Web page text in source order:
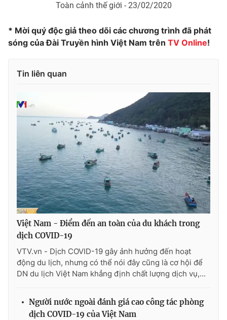
Thị trường
Tư vấn
Emagazine
Photo Infographic
Shorts video
VTV Money VTV Thể thao
VTV Sức khoẻ Bất động sản
Thị trường 24h Tấm lòng Việt
VTV4 Vươn mình bằng AI
Liên hệ tòa soạn English
Toàn cảnh thế giới - 23/02/2020
* Mời quý độc giả theo dõi các chương trình đã phát
sóng của Đài Truyền hình Việt Nam trên TV Online!
Tin liên quan
Việt Nam - Điểm đến an toàn của du khách trong
dịch COVID-19
VTV.vn - Dịch COVID-19 gây ảnh hưởng đến hoạt
động du lịch, nhưng có thể nói đây cũng là cơ hội để
DN du lịch Việt Nam khẳng định chất lượng dịch vụ,...
Người nước ngoài đánh giá cao công tác phòng
dịch COVID-19 của Việt Nam